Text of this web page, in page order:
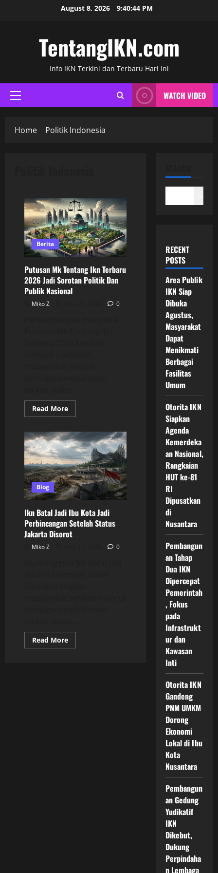
August 8, 2026 9:40:45 PM
TentangIKN.com
Info IKN Terkini dan Terbaru Hari Ini
Primary
Menu
WATCH VIDEO
Home Politik Indonesia
Berita
Putusan Mk Tentang Ikn Terbaru
2026 Jadi Sorotan Politik Dan
Publik Nasional
Miko Z 0
Read MoreRead
more
Mk
Tentang
Ikn
Terbaru
2026
Jadi
Sorotan
Politik
Dan
Publik
Blog
Ikn Batal Jadi Ibu Kota Jadi
Perbincangan Setelah Status
Jakarta Disorot
Miko Z 0
Read MoreRead
more
RECENT
POSTS
Area Publik
IKN Siap
Dibuka
Agustus,
Masyarakat
Dapat
Menikmati
Berbagai
Fasilitas
Umum
Otorita IKN
Siapkan
Agenda
Kemerdeka
an Nasional,
Rangkaian
HUT ke-81
RI
Dipusatkan
di
Nusantara
Pembangun
an Tahap
Dua IKN
Dipercepat
Pemerintah
, Fokus
pada
Infrastrukt
ur dan
Kawasan
Inti
Otorita IKN
Gandeng
PNM UMKM
Dorong
Ekonomi
Lokal di Ibu
Kota
Nusantara
Pembangun
an Gedung
Yudikatif
IKN
Dikebut,
Dukung
Perpindaha
n Lembaga